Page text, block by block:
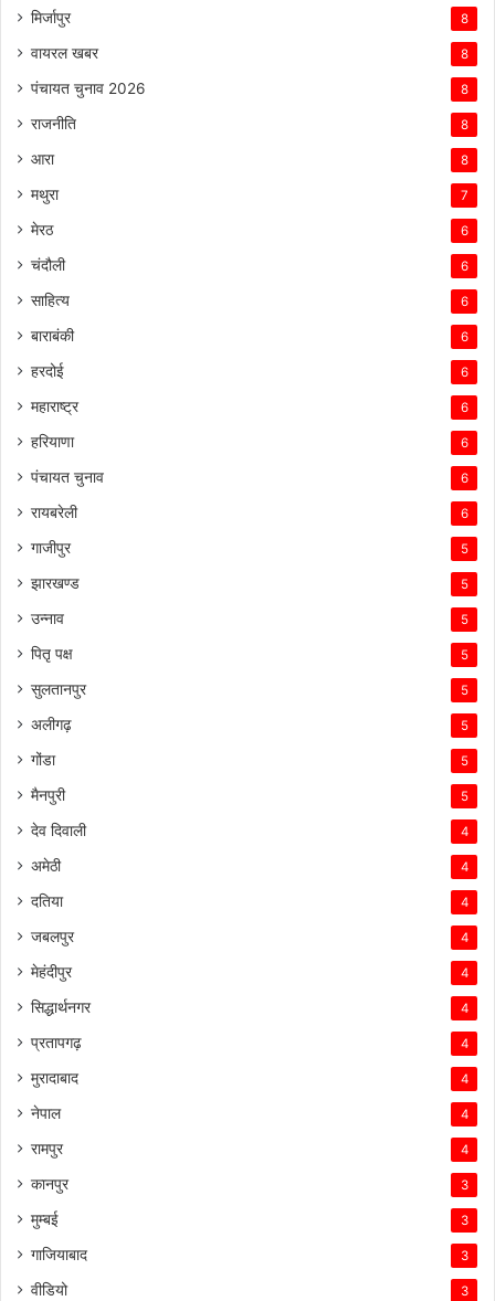
मिर्जापुर 8
वायरल खबर 8
पंचायत चुनाव 2026 8
राजनीति 8
आरा 8
मथुरा 7
मेरठ 6
चंदौली 6
साहित्य 6
बाराबंकी 6
हरदोई 6
महाराष्ट्र 6
हरियाणा 6
पंचायत चुनाव 6
रायबरेली 6
गाजीपुर 5
झारखण्ड 5
उन्नाव 5
पितृ पक्ष 5
सुलतानपुर 5
अलीगढ़ 5
गोंडा 5
मैनपुरी 5
देव दिवाली 4
अमेठी 4
दतिया 4
जबलपुर 4
मेहंदीपुर 4
सिद्धार्थनगर 4
प्रतापगढ़ 4
मुरादाबाद 4
नेपाल 4
रामपुर 4
कानपुर 3
मुम्बई 3
गाजियाबाद 3
वीडियो 3